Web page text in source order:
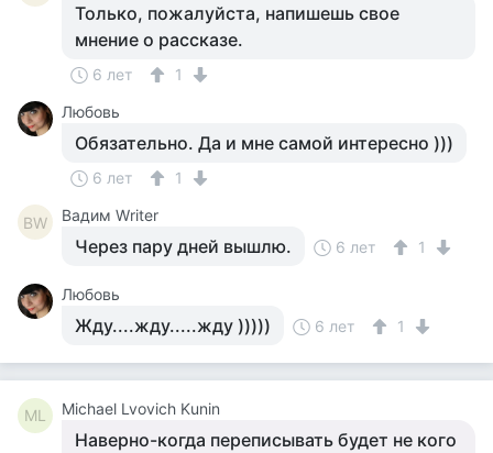
Только, пожалуйста, напишешь свое
мнение о рассказе.
6 лет
1
Любовь
Обязательно. Да и мне самой интересно )))
6 лет 1
ВW Вадим Writer
Через пару дней вышлю. 6 лет 1
Любовь
Жду....жду.....жду ))))) 6 лет 1
ML Michael Lvovich Kunin
Наверно-когда переписывать будет не кого